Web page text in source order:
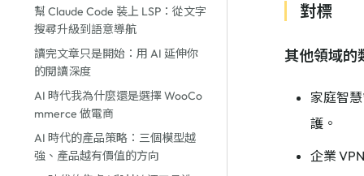
幫 Claude Code 裝上 LSP：從文字
搜尋升級到語意導航
讀完文章只是開始：用 AI 延伸你
的閱讀深度
AI 時代我為什麼還是選擇 WooCo
mmerce 做電商
AI 時代的產品策略：三個模型越
強、產品越有價值的方向
對標
其他領域的
家庭智
護。
企業